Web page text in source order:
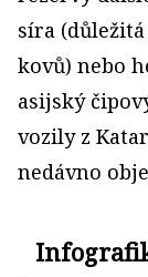
síra
kovů) nebo
asijský
vozily z
nedávno